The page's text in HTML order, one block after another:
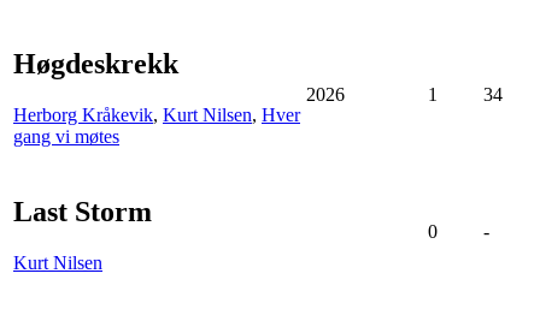
Høgdeskrekk
Herborg Kråkevik, Kurt Nilsen, Hver
gang vi møtes
2026 1 34
Last Storm
Kurt Nilsen
0 -